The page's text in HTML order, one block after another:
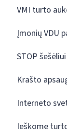
VMI turto
Įmonių VDU
STOP šešėliui
Krašto
Interneto
Ieškome